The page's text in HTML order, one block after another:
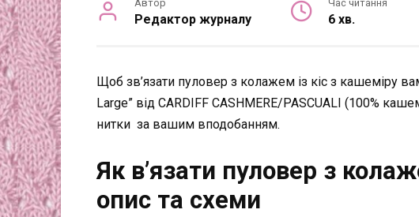
Автор
Редактор журналу
Час читання
6 хв.
Щоб зв’язати пуловер з колажем із кіс з кашеміру
Large” від CARDIFF CASHMERE/PASCUALI (100%
нитки за вашим вподобанням.
Як в’язати пуловер з
опис та схеми